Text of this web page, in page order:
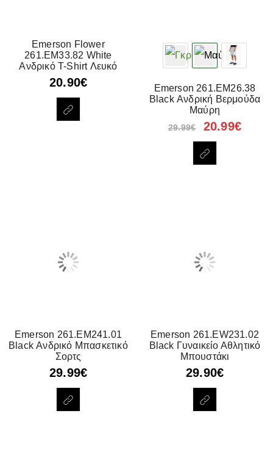
Emerson Flower
261.EM33.82 White
Ανδρικό T-Shirt Λευκό
20.90€
Emerson 261.EM26.38
Black Ανδρική Βερμούδα
Μαύρη
29.99€ 20.99€
Emerson 261.EM241.01
Black Ανδρικό Μπασκετικό
Σορτς
29.99€
Emerson 261.EW231.02
Black Γυναικείο Αθλητικό
Μπουστάκι
29.90€